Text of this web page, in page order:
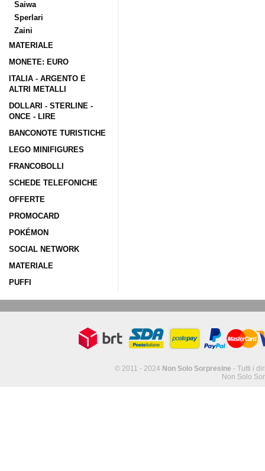
Saiwa
Sperlari
Zaini
MATERIALE
MONETE: EURO
ITALIA - ARGENTO E
ALTRI METALLI
DOLLARI - STERLINE -
ONCE - LIRE
BANCONOTE TURISTICHE
LEGO MINIFIGURES
FRANCOBOLLI
SCHEDE TELEFONICHE
OFFERTE
PROMOCARD
POKÉMON
SOCIAL NETWORK
MATERIALE
PUFFI
© 2011 - 2024 Non Solo Sorpresine - Tutti i
Non Solo